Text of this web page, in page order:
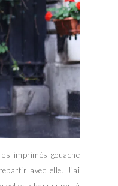
imprimés gouache
avec elle. J’ai